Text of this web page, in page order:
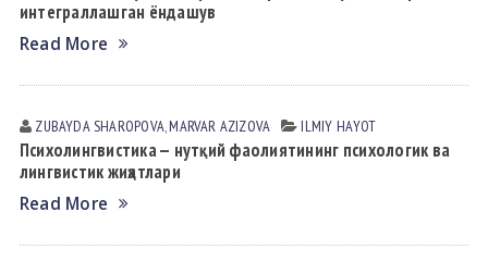
интеграллашган ёндашув
Read More
ZUBAYDA SHАROPOVА,MАRVАR АZIZOVА ILMIY HАYOT
Психолингвистика — нутқий фаолиятининг психологик ва
лингвистик жиҳатлари
Read More